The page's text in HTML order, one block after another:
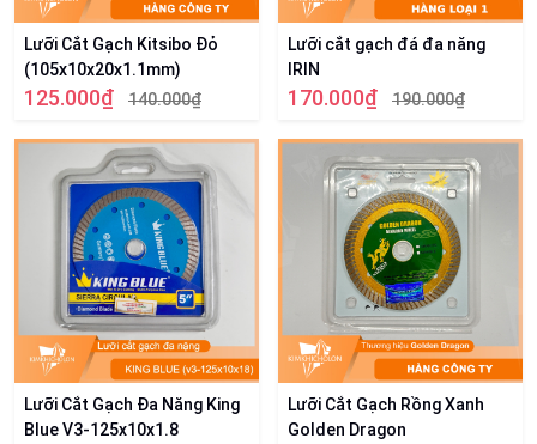
Lưỡi Cắt Gạch Kitsibo Đỏ
(105x10x20x1.1mm)
125.000₫ 140.000₫
Lưỡi cắt gạch đá đa năng
IRIN
170.000₫ 190.000₫
Lưỡi Cắt Gạch Đa Năng King
Blue V3-125x10x1.8
Lưỡi Cắt Gạch Rồng Xanh
Golden Dragon